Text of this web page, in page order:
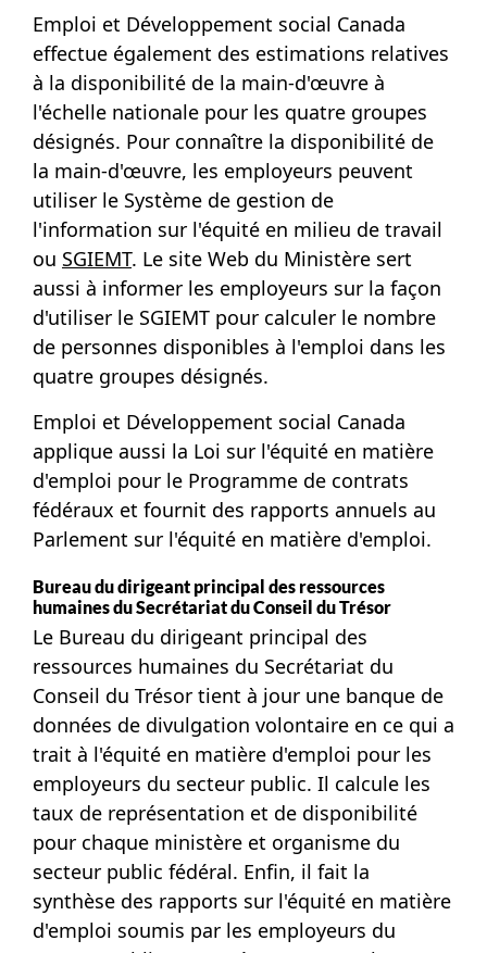
Emploi et Développement social Canada
effectue également des estimations relatives
à la disponibilité de la main-d'œuvre à
l'échelle nationale pour les quatre groupes
désignés. Pour connaître la disponibilité de
la main-d'œuvre, les employeurs peuvent
utiliser le Système de gestion de
l'information sur l'équité en milieu de travail
ou SGIEMT. Le site Web du Ministère sert
aussi à informer les employeurs sur la façon
d'utiliser le SGIEMT pour calculer le nombre
de personnes disponibles à l'emploi dans les
quatre groupes désignés.
Emploi et Développement social Canada
applique aussi la Loi sur l'équité en matière
d'emploi pour le Programme de contrats
fédéraux et fournit des rapports annuels au
Parlement sur l'équité en matière d'emploi.
Bureau du dirigeant principal des ressources
humaines du Secrétariat du Conseil du Trésor
Le Bureau du dirigeant principal des
ressources humaines du Secrétariat du
Conseil du Trésor tient à jour une banque de
données de divulgation volontaire en ce qui a
trait à l'équité en matière d'emploi pour les
employeurs du secteur public. Il calcule les
taux de représentation et de disponibilité
pour chaque ministère et organisme du
secteur public fédéral. Enfin, il fait la
synthèse des rapports sur l'équité en matière
d'emploi soumis par les employeurs du